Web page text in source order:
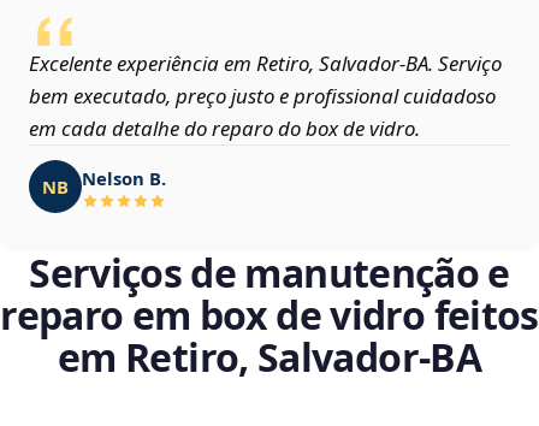
Excelente experiência em Retiro, Salvador‑BA. Serviço
bem executado, preço justo e profissional cuidadoso
em cada detalhe do reparo do box de vidro.
NB Nelson B.
Serviços de manutenção e
reparo em box de vidro feitos
em Retiro, Salvador‑BA